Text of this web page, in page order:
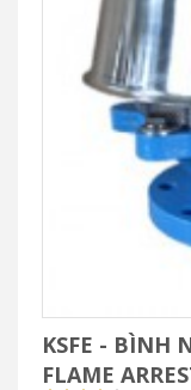
KSFE - BÌNH
FLAME